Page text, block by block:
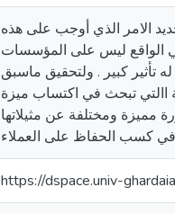
الامر الذي أوجب على هذه
الواقع ليس على المؤسسات
تأثير كبير . ولتحقيق ماسبق
االتي تبحث في اكتساب ميزة
ومختلفة عن مثيلاتها
كسب الحفاظ على العملاء
https://dspace.univ-